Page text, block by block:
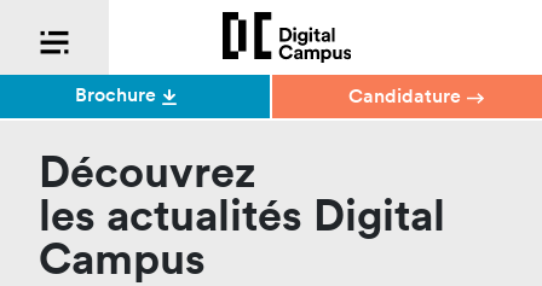
Découvrez
les actualités Digital
Campus
Brochure Candidature